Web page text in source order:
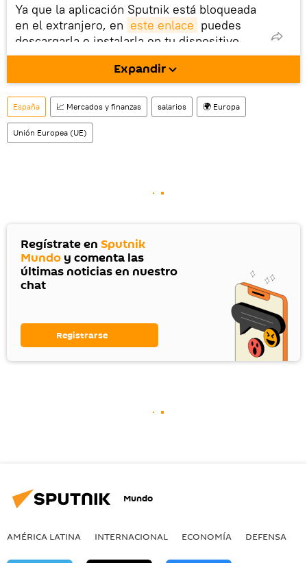
Ya que la aplicación Sputnik está bloqueada
en el extranjero, en este enlace puedes
descargarla e instalarla en tu dispositivo
móvil (¡solo para Android!).
También tenemos una cuenta en la red
social rusa VK .
Expandir
España 📈 Mercados y finanzas salarios 🌍 Europa
Unión Europea (UE)
Regístrate en Sputnik
Mundo y comenta las
últimas noticias en nuestro
chat
Registrarse
Mundo
AMÉRICA LATINA INTERNACIONAL ECONOMÍA DEFENSA